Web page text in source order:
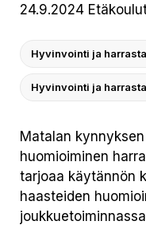
24.9.2024
Hyvinvointi ja
Hyvinvointi ja
Matalan
huomioiminen
tarjoaa käytännön
haasteiden